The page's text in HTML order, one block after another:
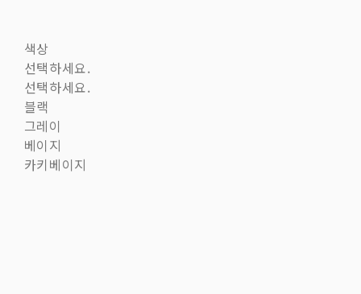
색상
선택하세요.
선택하세요.
블랙
그레이
베이지
카키베이지